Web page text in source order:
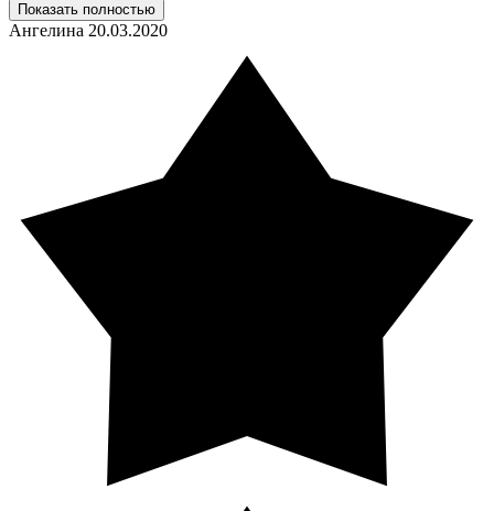
Показать полностью
Ангелина 20.03.2020